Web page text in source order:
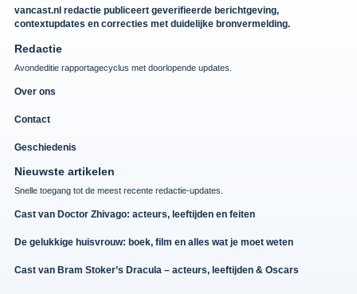
vancast.nl redactie publiceert geverifieerde berichtgeving,
contextupdates en correcties met duidelijke bronvermelding.
Redactie
Avondeditie rapportagecyclus met doorlopende updates.
Over ons
Contact
Geschiedenis
Nieuwste artikelen
Snelle toegang tot de meest recente redactie-updates.
Cast van Doctor Zhivago: acteurs, leeftijden en feiten
De gelukkige huisvrouw: boek, film en alles wat je moet weten
Cast van Bram Stoker’s Dracula – acteurs, leeftijden & Oscars